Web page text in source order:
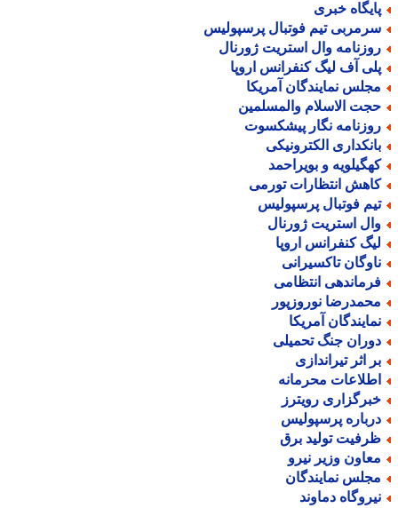
خبری
تیم فوتبال پرسپولیس
وال استریت ژورنال
آف لیگ کنفرانس اروپا
نمایندگان آمریکا
الاسلام والمسلمین
نگار پیشکسوت
الکترونیکی
و بویراحمد
انتظارات تورمی
فوتبال پرسپولیس
استریت ژورنال
کنفرانس اروپا
تاکسیرانی
انتظامی
نوروزپور
آمریکا
جنگ تحمیلی
اثر تیراندازی
محرمانه
رویترز
پرسپولیس
تولید برق
وزیر نیرو
نمایندگان
دماوند